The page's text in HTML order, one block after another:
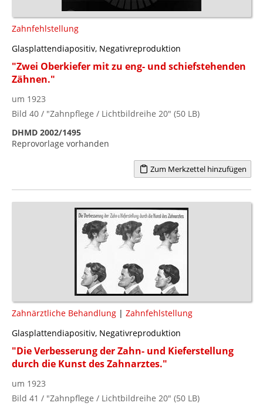
Zahnfehlstellung
Glasplattendiapositiv, Negativreproduktion
"Zwei Oberkiefer mit zu eng- und schiefstehenden
Zähnen."
um 1923
Bild 40 / "Zahnpflege / Lichtbildreihe 20" (50 LB)
DHMD 2002/1495
Reprovorlage vorhanden
Zum Merkzettel hinzufügen
Zahnärztliche Behandlung | Zahnfehlstellung
Glasplattendiapositiv, Negativreproduktion
"Die Verbesserung der Zahn- und Kieferstellung
durch die Kunst des Zahnarztes."
um 1923
Bild 41 / "Zahnpflege / Lichtbildreihe 20" (50 LB)